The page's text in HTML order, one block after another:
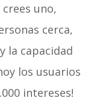
uno,
cerca,
la capacidad
los usuarios
intereses!